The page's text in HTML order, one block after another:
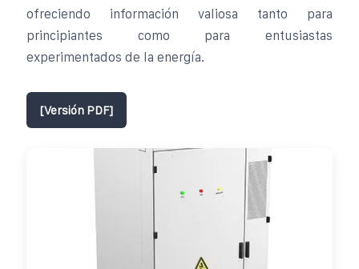
ofreciendo información valiosa tanto para
principiantes como para entusiastas
experimentados de la energía.
[Versión PDF]